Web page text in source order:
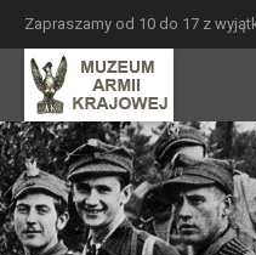
Zapraszamy od 10 do 17 z